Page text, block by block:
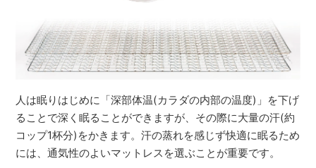
人は眠りはじめに「深部体温(カラダの内部の温度)」を下げ
ることで深く眠ることができますが、その際に大量の汗(約
コップ1杯分)をかきます。汗の蒸れを感じず快適に眠るため
には、通気性のよいマットレスを選ぶことが重要です。